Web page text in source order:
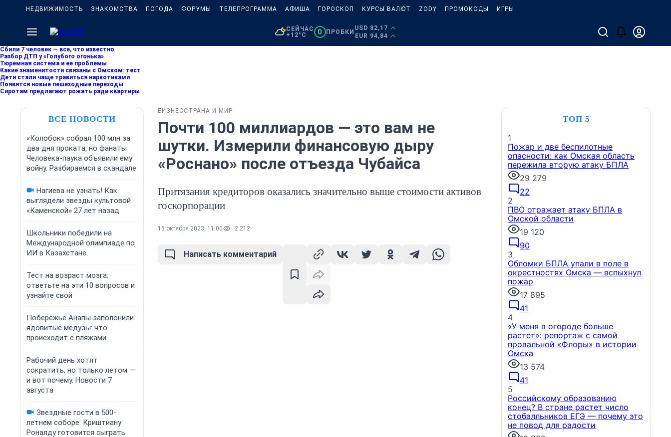
НЕДВИЖИМОСТЬ ЗНАКОМСТВА ПОГОДА ФОРУМЫ ТЕЛЕПРОГРАММА АФИША ГОРОСКОП КУРСЫ ВАЛЮТ ZODY ПРОМОКОДЫ ИГРЫ
СЕЙЧАС
+12°C
0 ПРОБКИ
USD 82,17
EUR 94,84
Сбили 7 человек — все, что известно
Разбор ДТП у «Голубого огонька»
Тюремная система и ее проблемы
Какие знаменитости связаны с Омском: тест
Дети стали чаще травиться наркотиками
Появятся новые пешеходные переходы
Сиротам предлагают рожать ради квартиры
ВСЕ НОВОСТИ
«Колобок» собрал 100 млн за
два дня проката, но фанаты
Человека-паука объявили ему
войну. Разбираемся в скандале
Нагиева не узнать! Как
выглядели звезды культовой
«Каменской» 27 лет назад
Школьники победили на
Международной олимпиаде по
ИИ в Казахстане
Тест на возраст мозга:
ответьте на эти 10 вопросов и
узнайте свой
Побережье Анапы заполонили
ядовитые медузы: что
происходит с пляжами
Рабочий день хотят
сократить, но только летом —
и вот почему. Новости 7
августа
Звездные гости в 500-
летнем соборе: Криштиану
Роналду готовится сыграть
БИЗНЕССТРАНА И МИР
Почти 100 миллиардов — это вам не
шутки. Измерили финансовую дыру
«Роснано» после отъезда Чубайса
Притязания кредиторов оказались значительно выше стоимости активов
госкорпорации
15 октября 2023, 11:00 2 212
Написать комментарий
ТОП 5
1
Пожар и две беспилотные
опасности: как Омская область
пережила вторую атаку БПЛА
29 279
22
2
ПВО отражает атаку БПЛА в
Омской области
19 120
90
3
Обломки БПЛА упали в поле в
окрестностях Омска — вспыхнул
пожар
17 895
41
4
«У меня в огороде больше
растет»: репортаж с самой
провальной «Флоры» в истории
Омска
13 574
41
5
Российскому образованию
конец? В стране растет число
стобалльников ЕГЭ — почему это
не повод для радости